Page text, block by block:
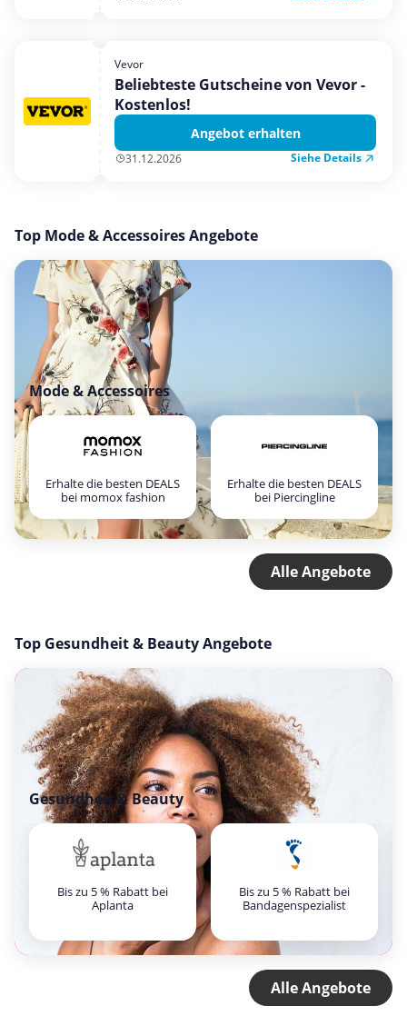
Vevor
Beliebteste Gutscheine von Vevor -
Kostenlos!
Angebot erhalten
31.12.2026 Siehe Details
Top Mode & Accessoires Angebote
Mode & Accessoires
Erhalte die besten DEALS
bei momox fashion
Erhalte die besten DEALS
bei Piercingline
Alle Angebote
Top Gesundheit & Beauty Angebote
Gesundheit & Beauty
Bis zu 5 % Rabatt bei
Aplanta
Bis zu 5 % Rabatt bei
Bandagenspezialist
Alle Angebote